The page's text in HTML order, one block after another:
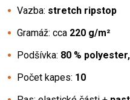
Vazba: stretch ripstop
Gramáž: cca 220 g/m²
Podšívka: 80 %
Počet kapes: 10